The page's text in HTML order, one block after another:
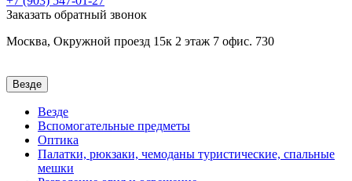
Заказать обратный звонок
Москва, Окружной проезд 15к 2 этаж 7 офис. 730
Везде
Везде
Вспомогательные предметы
Оптика
Палатки, рюкзаки, чемоданы туристические, спальные
мешки